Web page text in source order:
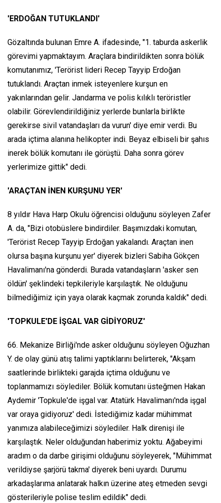
'ERDOĞAN TUTUKLANDI'
Gözaltında bulunan Emre A. ifadesinde, "1. taburda askerlik
görevimi yapmaktayım. Araçlara bindirildikten sonra bölük
komutanımız, 'Terörist lideri Recep Tayyip Erdoğan
tutuklandı. Araçtan inmek isteyenlere kurşun en
yakınlarından gelir. Jandarma ve polis kılıklı teröristler
olabilir. Görevlendirildiğiniz yerlerde bunlarla birlikte
gerekirse sivil vatandaşları da vurun' diye emir verdi. Bu
arada içtima alanına helikopter indi. Beyaz elbiseli bir şahıs
inerek bölük komutanı ile görüştü. Daha sonra görev
yerlerimize gittik" dedi.
'ARAÇTAN İNEN KURŞUNU YER'
8 yıldır Hava Harp Okulu öğrencisi olduğunu söyleyen Zafer
A. da, "Bizi otobüslere bindirdiler. Başımızdaki komutan,
'Terörist Recep Tayyip Erdoğan yakalandı. Araçtan inen
olursa başına kurşunu yer' diyerek bizleri Sabiha Gökçen
Havalimanı'na gönderdi. Burada vatandaşların 'asker sen
öldün' şeklindeki tepkileriyle karşılaştık. Ne olduğunu
bilmediğimiz için yaya olarak kaçmak zorunda kaldık" dedi.
'TOPKULE'DE İŞGAL VAR GİDİYORUZ'
66. Mekanize Birliği'nde asker olduğunu söyleyen Oğuzhan
Y. de olay günü atış talimi yaptıklarını belirterek, "Akşam
saatlerinde birlikteki garajda içtima olduğunu ve
toplanmamızı söylediler. Bölük komutanı üsteğmen Hakan
Aydemir 'Topkule'de işgal var. Atatürk Havalimanı'nda işgal
var oraya gidiyoruz' dedi. İstediğimiz kadar mühimmat
yanımıza alabileceğimizi söylediler. Halk direnişi ile
karşılaştık. Neler olduğundan haberimiz yoktu. Ağabeyimi
aradım o da darbe girişimi olduğunu söyleyerek, "Mühimmat
verildiyse şarjörü takma' diyerek beni uyardı. Durumu
arkadaşlarıma anlatarak halkın üzerine ateş etmeden sevgi
gösterileriyle polise teslim edildik" dedi.